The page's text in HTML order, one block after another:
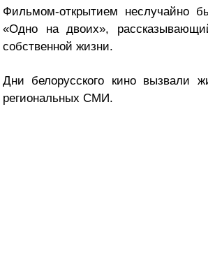
Фильмом-открытием неслучайно
«Одно на двоих»,
собственной жизни.
Дни белорусского кино вызвали
региональных СМИ.